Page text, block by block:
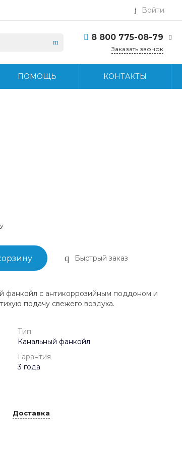
Войти
8 800 775-08-79
г. Москва, БЦ Вятский,
Заказать звонок
ПОМОЩЬ КОНТАКТЫ
Быстрый заказ
фанкойл с антикоррозийным поддоном и
подачу свежего воздуха.
Тип
Канальный фанкойл
Гарантия
3 года
Доставка